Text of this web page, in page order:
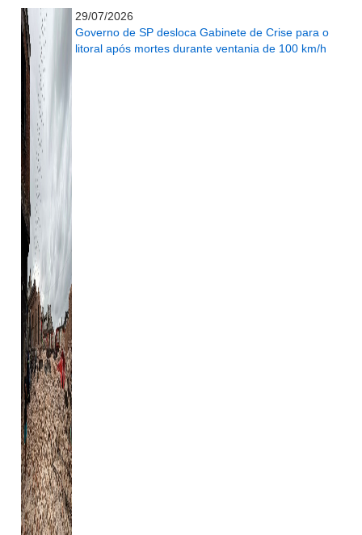
29/07/2026
Governo de SP desloca Gabinete de Crise para o
litoral após mortes durante ventania de 100 km/h